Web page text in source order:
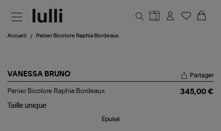
Accueil Panier Bicolore Raphia Bordeaux
VANESSA BRUNO
Panier
Raphia
Partager
Panier Bicolore Raphia Bordeaux
345,00 €
Taille unique
Épuisé